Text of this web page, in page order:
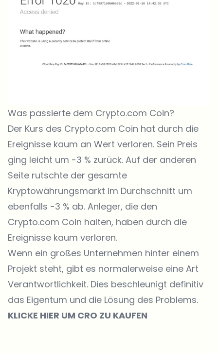
Was passierte dem Crypto.com Coin?
Der Kurs des Crypto.com Coin hat durch die
Ereignisse kaum an Wert verloren. Sein Preis
ging leicht um -3 % zurück. Auf der anderen
Seite rutschte der gesamte
Kryptowährungsmarkt im Durchschnitt um
ebenfalls -3 % ab. Anleger, die den
Crypto.com Coin halten, haben durch die
Ereignisse kaum verloren.
Wenn ein großes Unternehmen hinter einem
Projekt steht, gibt es normalerweise eine Art
Verantwortlichkeit. Dies beschleunigt definitiv
das Eigentum und die Lösung des Problems.
KLICKE HIER UM CRO ZU KAUFEN